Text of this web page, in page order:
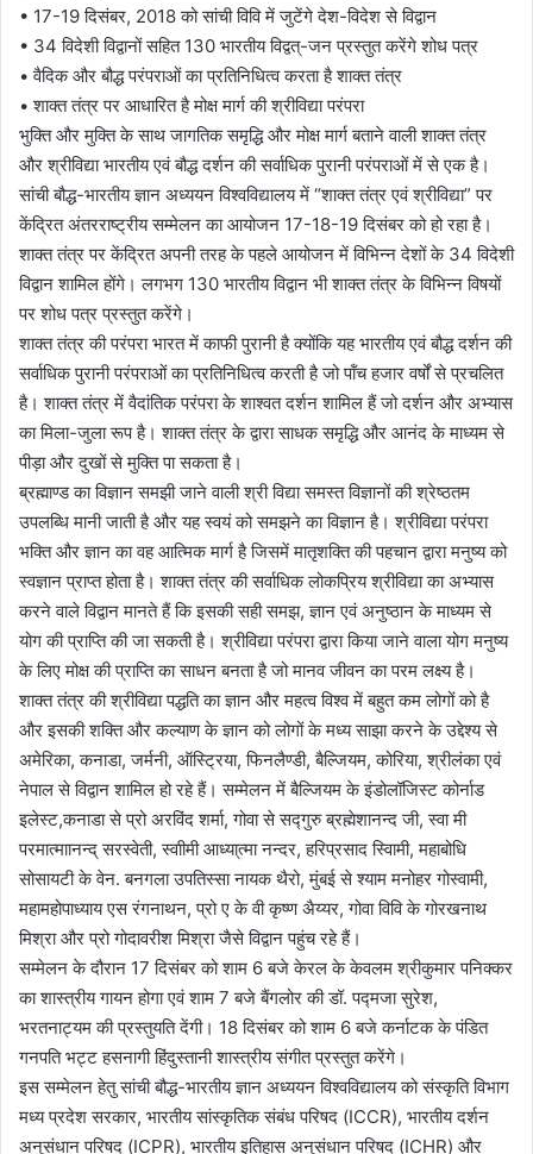
• 17-19 दिसंबर, 2018 को सांची विवि में जुटेंगे देश-विदेश से विद्वान
• 34 विदेशी विद्वानों सहित 130 भारतीय विद्वत्-जन प्रस्तुत करेंगे शोध पत्र
• वैदिक और बौद्ध परंपराओं का प्रतिनिधित्व करता है शाक्त तंत्र
• शाक्त तंत्र पर आधारित है मोक्ष मार्ग की श्रीविद्या परंपरा
भुक्ति और मुक्ति के साथ जागतिक समृद्धि और मोक्ष मार्ग बताने वाली शाक्त तंत्र
और श्रीविद्या भारतीय एवं बौद्ध दर्शन की सर्वाधिक पुरानी परंपराओं में से एक है।
सांची बौद्ध-भारतीय ज्ञान अध्ययन विश्वविद्यालय में “शाक्त तंत्र एवं श्रीविद्या” पर
केंद्रित अंतरराष्ट्रीय सम्मेलन का आयोजन 17-18-19 दिसंबर को हो रहा है।
शाक्त तंत्र पर केंद्रित अपनी तरह के पहले आयोजन में विभिन्न देशों के 34 विदेशी
विद्वान शामिल होंगे। लगभग 130 भारतीय विद्वान भी शाक्त तंत्र के विभिन्न विषयों
पर शोध पत्र प्रस्तुत करेंगे।
शाक्त तंत्र की परंपरा भारत में काफी पुरानी है क्योंकि यह भारतीय एवं बौद्ध दर्शन की
सर्वाधिक पुरानी परंपराओं का प्रतिनिधित्व करती है जो पॉंच हजार वर्षों से प्रचलित
है। शाक्त तंत्र में वैदांतिक परंपरा के शाश्वत दर्शन शामिल हैं जो दर्शन और अभ्यास
का मिला-जुला रूप है। शाक्त तंत्र के द्वारा साधक समृद्धि और आनंद के माध्यम से
पीड़ा और दुखों से मुक्ति पा सकता है।
ब्रह्माण्ड का विज्ञान समझी जाने वाली श्री विद्या समस्त विज्ञानों की श्रेष्ठतम
उपलब्धि मानी जाती है और यह स्वयं को समझने का विज्ञान है। श्रीविद्या परंपरा
भक्ति और ज्ञान का वह आत्मिक मार्ग है जिसमें मातृशक्ति की पहचान द्वारा मनुष्य को
स्वज्ञान प्राप्त होता है। शाक्त तंत्र की सर्वाधिक लोकप्रिय श्रीविद्या का अभ्यास
करने वाले विद्वान मानते हैं कि इसकी सही समझ, ज्ञान एवं अनुष्ठान के माध्यम से
योग की प्राप्ति की जा सकती है। श्रीविद्या परंपरा द्वारा किया जाने वाला योग मनुष्य
के लिए मोक्ष की प्राप्ति का साधन बनता है जो मानव जीवन का परम लक्ष्य है।
शाक्त तंत्र की श्रीविद्या पद्धति का ज्ञान और महत्व विश्व में बहुत कम लोगों को है
और इसकी शक्ति और कल्याण के ज्ञान को लोगों के मध्य साझा करने के उद्देश्य से
अमेरिका, कनाडा, जर्मनी, ऑस्ट्रिया, फिनलैण्डी, बैल्जियम, कोरिया, श्रीलंका एवं
नेपाल से विद्वान शामिल हो रहे हैं। सम्मेलन में बैल्जियम के इंडोलॉजिस्ट कोर्नाड
इलेस्ट,कनाडा से प्रो अरविंद शर्मा, गोवा से सद्गुरु ब्रह्मेशानन्द जी, स्वा मी
परमात्माानन्द् सरस्वेती, स्वाीमी आध्या्त्मा नन्दर, हरिप्रसाद स्वािमी, महाबोधि
सोसायटी के वेन. बनगला उपतिस्‍‍‍‍सा नायक थैरो, मुंबई से श्याम मनोहर गोस्वामी,
महामहोपाध्याय एस रंगनाथन, प्रो ए के वी कृष्ण अैय्यर, गोवा विवि के गोरखनाथ
मिश्रा और प्रो गोदावरीश मिश्रा जैसे विद्वान पहुंच रहे हैं।
सम्मेलन के दौरान 17 दिसंबर को शाम 6 बजे केरल के केवलम श्रीकुमार पनिक्कर
का शास्त्रीय गायन होगा एवं शाम 7 बजे बैंगलोर की डॉ. पद्मजा सुरेश,
भरतनाट्यम की प्रस्तुयति देंगी। 18 दिसंबर को शाम 6 बजे कर्नाटक के पंडित
गनपति भट्ट हसनागी हिंदुस्तानी शास्त्रीय संगीत प्रस्तुत करेंगे।
इस सम्मेलन हेतु सांची बौद्ध-भारतीय ज्ञान अध्ययन विश्वविद्यालय को संस्कृति विभाग
मध्य प्रदेश सरकार, भारतीय सांस्कृतिक संबंध परिषद (ICCR), भारतीय दर्शन
अनुसंधान परिषद (ICPR), भारतीय इतिहास अनुसंधान परिषद (ICHR) और